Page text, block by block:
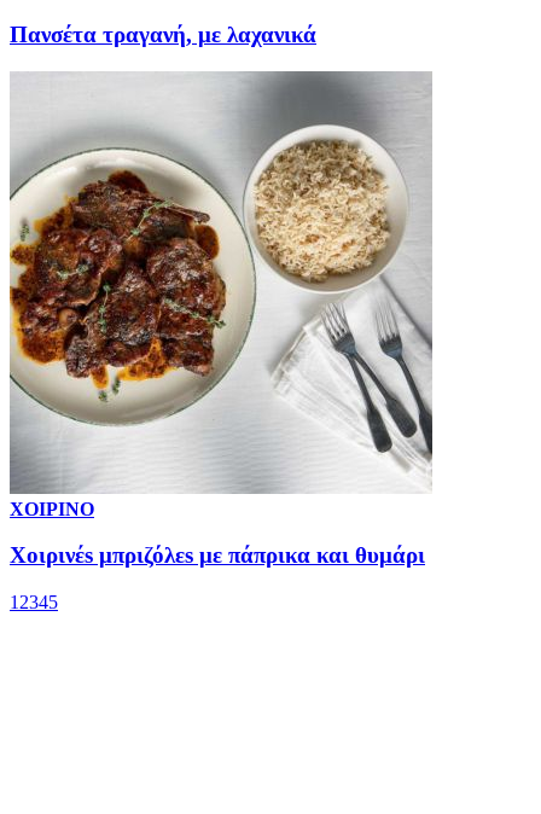
Πανσέτα τραγανή, με λαχανικά
ΧΟΙΡΙΝΟ
Χοιρινέs μπριζόλεs με πάπρικα και θυμάρι
1 2345